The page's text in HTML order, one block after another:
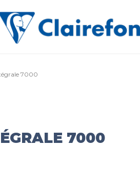
7000
7000